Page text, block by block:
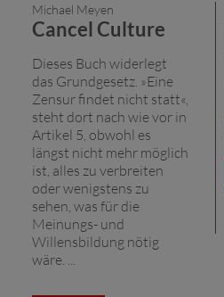
Michael Meyen
Cancel Culture
Dieses Buch widerlegt
das Grundgesetz. »Eine
Zensur findet nicht statt«,
steht dort nach wie vor in
Artikel 5, obwohl es
längst nicht mehr möglich
ist, alles zu verbreiten
oder wenigstens zu
sehen, was für die
Meinungs- und
Willensbildung nötig
wäre. ...